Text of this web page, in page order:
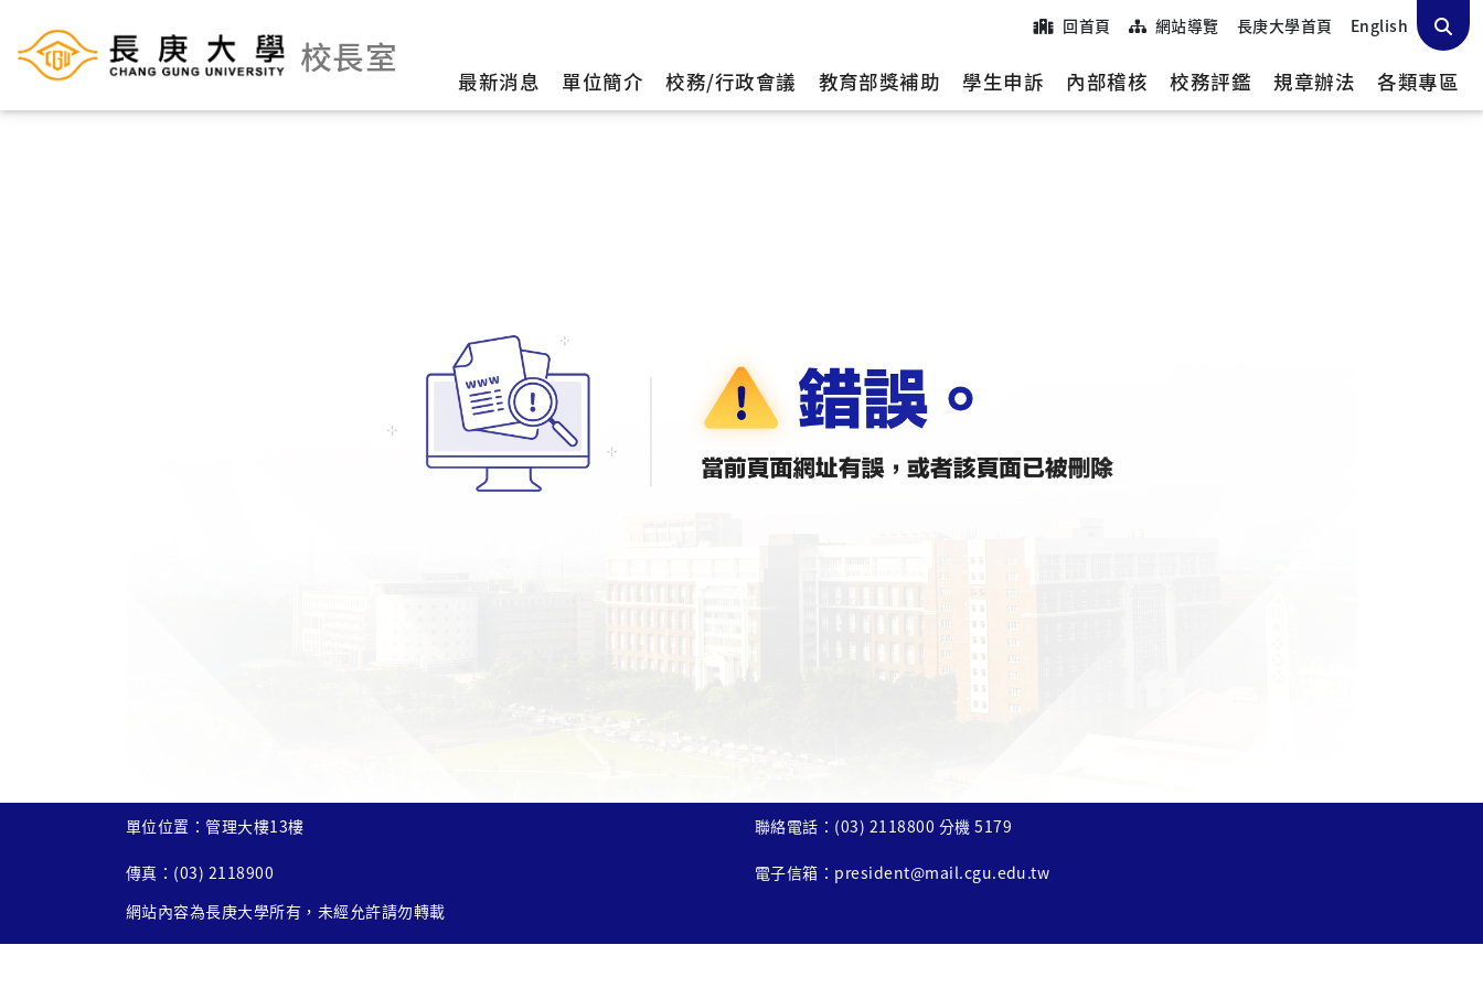
校長室
回首頁 網站導覽 長庚大學首頁 English
最新消息 單位簡介 校務/行政會議 教育部獎補助 學生申訴 內部稽核 校務評鑑 規章辦法 各類專區
單位位置：管理大樓13樓 聯絡電話：(03) 2118800 分機 5179
傳真：(03) 2118900 電子信箱： president@mail.cgu.edu.tw
網站內容為長庚大學所有，未經允許請勿轉載